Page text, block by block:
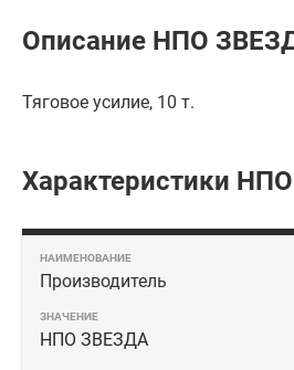
Описание НПО
Тяговое усилие, 10 т.
Характеристики
Производитель
НПО ЗВЕЗДА